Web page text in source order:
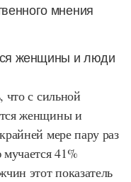
мнения
женщины и люди
что с сильной
женщины и
мере пару раз
41%
этот показатель